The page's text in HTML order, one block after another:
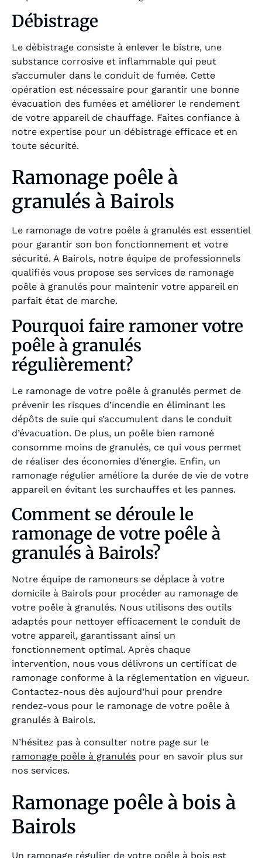
Débistrage
Le débistrage consiste à enlever le bistre, une
substance corrosive et inflammable qui peut
s’accumuler dans le conduit de fumée. Cette
opération est nécessaire pour garantir une bonne
évacuation des fumées et améliorer le rendement
de votre appareil de chauffage. Faites confiance à
notre expertise pour un débistrage efficace et en
toute sécurité.
Ramonage poêle à
granulés à Bairols
Le ramonage de votre poêle à granulés est essentiel
pour garantir son bon fonctionnement et votre
sécurité. A Bairols, notre équipe de professionnels
qualifiés vous propose ses services de ramonage
poêle à granulés pour maintenir votre appareil en
parfait état de marche.
Pourquoi faire ramoner votre
poêle à granulés
régulièrement?
Le ramonage de votre poêle à granulés permet de
prévenir les risques d’incendie en éliminant les
dépôts de suie qui s’accumulent dans le conduit
d’évacuation. De plus, un poêle bien ramoné
consomme moins de granulés, ce qui vous permet
de réaliser des économies d’énergie. Enfin, un
ramonage régulier améliore la durée de vie de votre
appareil en évitant les surchauffes et les pannes.
Comment se déroule le
ramonage de votre poêle à
granulés à Bairols?
Notre équipe de ramoneurs se déplace à votre
domicile à Bairols pour procéder au ramonage de
votre poêle à granulés. Nous utilisons des outils
adaptés pour nettoyer efficacement le conduit de
votre appareil, garantissant ainsi un
fonctionnement optimal. Après chaque
intervention, nous vous délivrons un certificat de
ramonage conforme à la réglementation en vigueur.
Contactez-nous dès aujourd’hui pour prendre
rendez-vous pour le ramonage de votre poêle à
granulés à Bairols.
N’hésitez pas à consulter notre page sur le
ramonage poêle à granulés pour en savoir plus sur
nos services.
Ramonage poêle à bois à
Bairols
Un ramonage régulier de votre poêle à bois est